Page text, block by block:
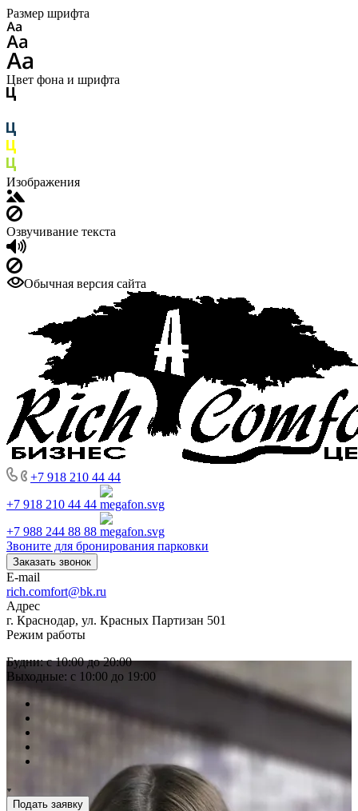
Размер шрифта
Цвет фона и шрифта
Изображения
Озвучивание текста
Обычная версия сайта
+7 918 210 44 44
+7 918 210 44 44
+7 988 244 88 88
Звоните для бронирования парковки
Заказать звонок
E-mail
rich.comfort@bk.ru
Адрес
г. Краснодар, ул. Красных Партизан 501
Режим работы
Будни: с 10:00 до 20:00
Выходные: с 10:00 до 19:00
Подать заявку